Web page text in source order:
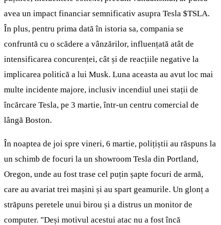
avea un impact financiar semnificativ asupra Tesla $TSLA.
În plus, pentru prima dată în istoria sa, compania se
confruntă cu o scădere a vânzărilor, influențată atât de
intensificarea concurenței, cât și de reacțiile negative la
implicarea politică a lui Musk. Luna aceasta au avut loc mai
multe incidente majore, inclusiv incendiul unei stații de
încărcare Tesla, pe 3 martie, într-un centru comercial de
lângă Boston.
În noaptea de joi spre vineri, 6 martie, polițiștii au răspuns la
un schimb de focuri la un showroom Tesla din Portland,
Oregon, unde au fost trase cel puțin șapte focuri de armă,
care au avariat trei mașini și au spart geamurile. Un glonț a
străpuns peretele unui birou și a distrus un monitor de
computer. "Deși motivul acestui atac nu a fost încă